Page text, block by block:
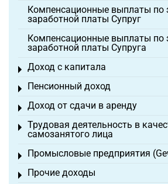
Компенсационные выплаты
заработной платы Супруг
Компенсационные выплаты
заработной платы Супруга
Доход с капитала
Toggle menu
Пенсионный доход
Toggle menu
Доход от сдачи в аренду
Toggle menu
Трудовая деятельность в
самозанятого лица
Toggle menu
Промысловые предприятия
Toggle menu
Прочие доходы
Toggle menu